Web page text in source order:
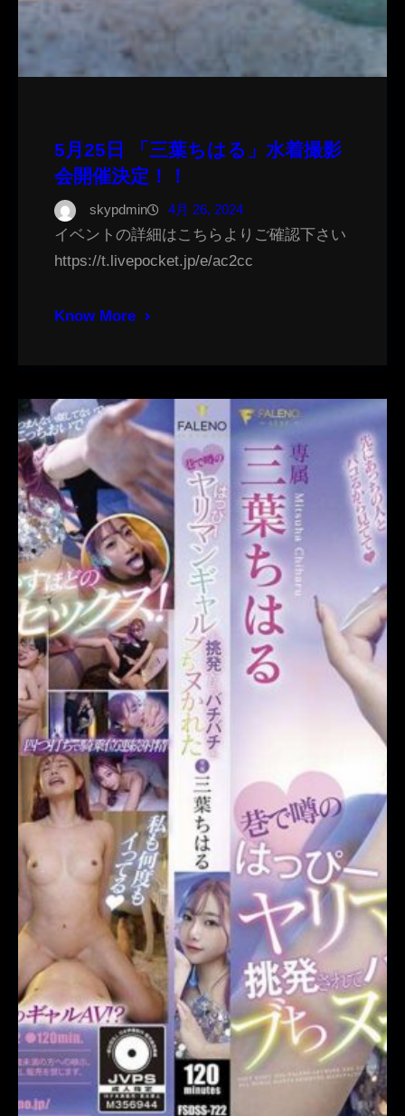
5月25日 「三葉ちはる」水着撮影
会開催決定！！
skypdmin 4月 26, 2024
イベントの詳細はこちらよりご確認下さい
https://t.livepocket.jp/e/ac2cc
Know More